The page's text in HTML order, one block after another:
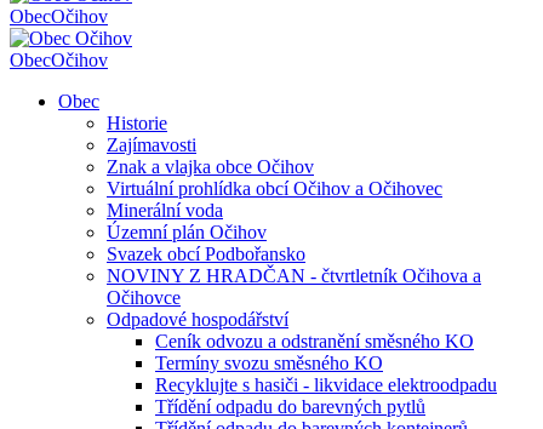
ObecOčihov
ObecOčihov
Obec
Historie
Zajímavosti
Znak a vlajka obce Očihov
Virtuální prohlídka obcí Očihov a Očihovec
Minerální voda
Územní plán Očihov
Svazek obcí Podbořansko
NOVINY Z HRADČAN - čtvrtletník Očihova a
Očihovce
Odpadové hospodářství
Ceník odvozu a odstranění směsného KO
Termíny svozu směsného KO
Recyklujte s hasiči - likvidace elektroodpadu
Třídění odpadu do barevných pytlů